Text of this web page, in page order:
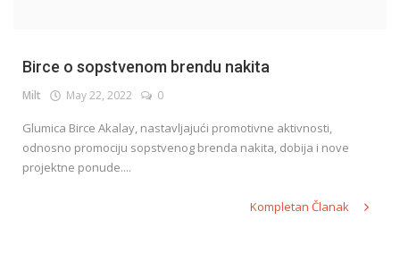
Birce o sopstvenom brendu nakita
Milt May 22, 2022 0
Glumica Birce Akalay, nastavljajući promotivne aktivnosti,
odnosno promociju sopstvenog brenda nakita, dobija i nove
projektne ponude....
Kompletan Članak